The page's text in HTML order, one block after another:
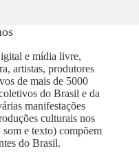
e mídia livre,
artistas, produtores
de mais de 5000
do Brasil e da
manifestações
culturais nos
e texto) compõem
do Brasil.